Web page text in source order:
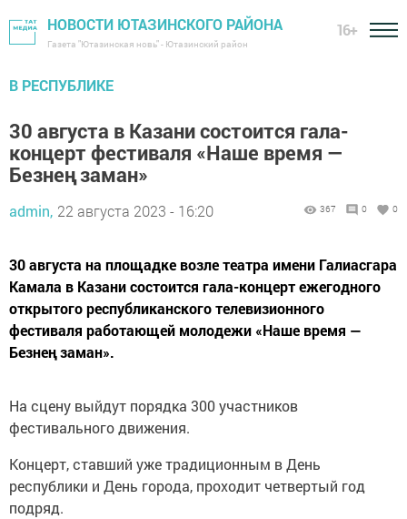
НОВОСТИ ЮТАЗИНСКОГО РАЙОНА
Газета "Ютазинская новь" - Ютазинский район
16+
В РЕСПУБЛИКЕ
30 августа в Казани состоится гала-
концерт фестиваля «Наше время —
Безнең заман»
admin, 22 августа 2023 - 16:20 367 0 0
30 августа на площадке возле театра имени Галиасгара
Камала в Казани состоится гала-концерт ежегодного
открытого республиканского телевизионного
фестиваля работающей молодежи «Наше время —
Безнең заман».
На сцену выйдут порядка 300 участников
фестивального движения.
Концерт, ставший уже традиционным в День
республики и День города, проходит четвертый год
подряд.